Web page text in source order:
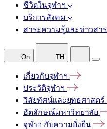
ชีวิตในจุฬาฯ
บริการสังคม
สาระความรู้และข่าวสาร
On TH
เกี่ยวกับจุฬาฯ
ประวัติจุฬาฯ
วิสัยทัศน์และยุทธศาสตร์
อัตลักษณ์มหาวิทยาลัย
จุฬาฯ กับความยั่งยืน